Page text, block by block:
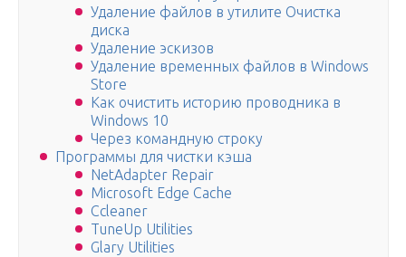
Удаление файлов в утилите Очистка
диска
Удаление эскизов
Удаление временных файлов в Windows
Store
Как очистить историю проводника в
Windows 10
Через командную строку
Программы для чистки кэша
NetAdapter Repair
Microsoft Edge Cache
Ccleaner
TuneUp Utilities
Glary Utilities